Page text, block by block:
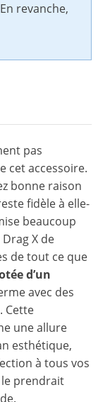
revanche,
pas
cet accessoire.
bonne raison
fidèle à elle-
beaucoup
X de
de tout ce que
d’un
avec des
Cette
une allure
esthétique,
à tous vos
prendrait